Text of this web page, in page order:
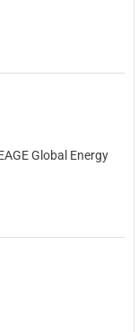
Global Energy